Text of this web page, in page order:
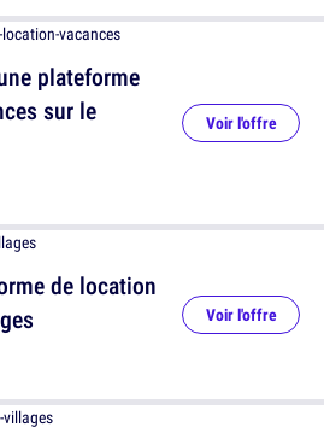
de location
Voir l'offre
plateforme
sur le
Voir l'offre